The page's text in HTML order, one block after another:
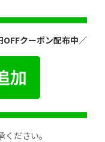
クーポン配布中／
ださい。